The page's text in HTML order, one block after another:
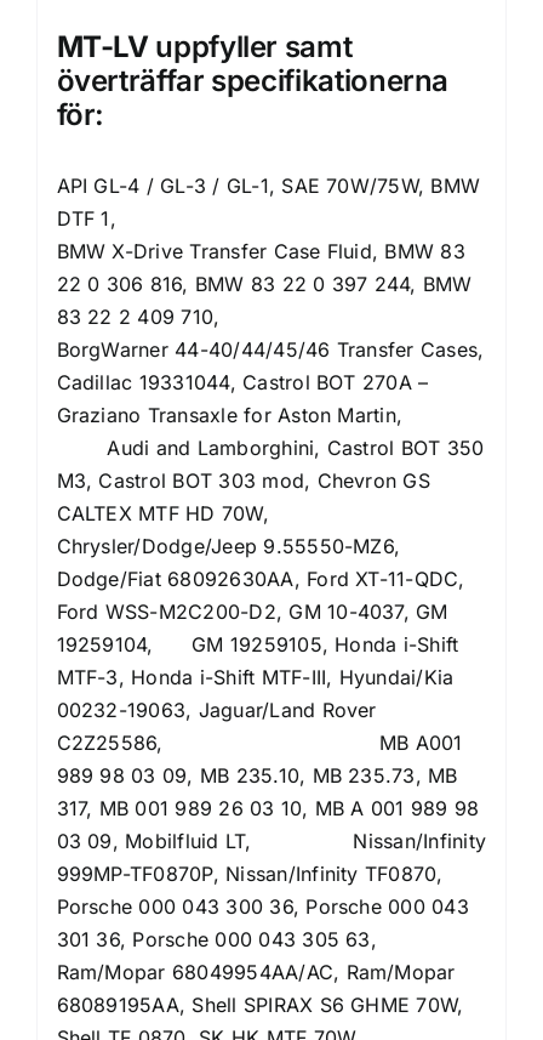
MT-LVuppfyller samt
överträffar specifikationerna
för:
API GL-4 / GL-3 / GL-1, SAE 70W/75W, BMW
DTF 1,
BMW X-Drive Transfer Case Fluid, BMW 83
22 0 306 816, BMW 83 22 0 397 244, BMW
83 22 2 409 710,
BorgWarner 44-40/44/45/46 Transfer Cases,
Cadillac 19331044, Castrol BOT 270A –
Graziano Transaxle for Aston Martin,
Audi and Lamborghini, Castrol BOT 350
M3, Castrol BOT 303 mod, Chevron GS
CALTEX MTF HD 70W,
Chrysler/Dodge/Jeep 9.55550-MZ6,
Dodge/Fiat 68092630AA, Ford XT-11-QDC,
Ford WSS-M2C200-D2, GM 10-4037, GM
19259104, GM 19259105, Honda i-Shift
MTF-3, Honda i-Shift MTF-III, Hyundai/Kia
00232-19063, Jaguar/Land Rover
C2Z25586, MB A001
989 98 03 09, MB 235.10, MB 235.73, MB
317, MB 001 989 26 03 10, MB A 001 989 98
03 09, Mobilfluid LT, Nissan/Infinity
999MP-TF0870P, Nissan/Infinity TF0870,
Porsche 000 043 300 36, Porsche 000 043
301 36, Porsche 000 043 305 63,
Ram/Mopar 68049954AA/AC, Ram/Mopar
68089195AA, Shell SPIRAX S6 GHME 70W,